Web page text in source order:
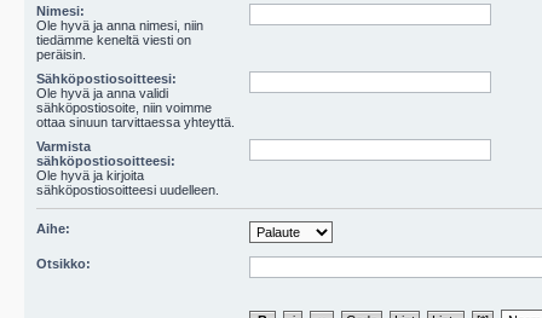
Nimesi:
Ole hyvä ja anna nimesi, niin
tiedämme keneltä viesti on
peräisin.
Sähköpostiosoitteesi:
Ole hyvä ja anna validi
sähköpostiosoite, niin voimme
ottaa sinuun tarvittaessa yhteyttä.
Varmista
sähköpostiosoitteesi:
Ole hyvä ja kirjoita
sähköpostiosoitteesi uudelleen.
Aihe:
Otsikko: